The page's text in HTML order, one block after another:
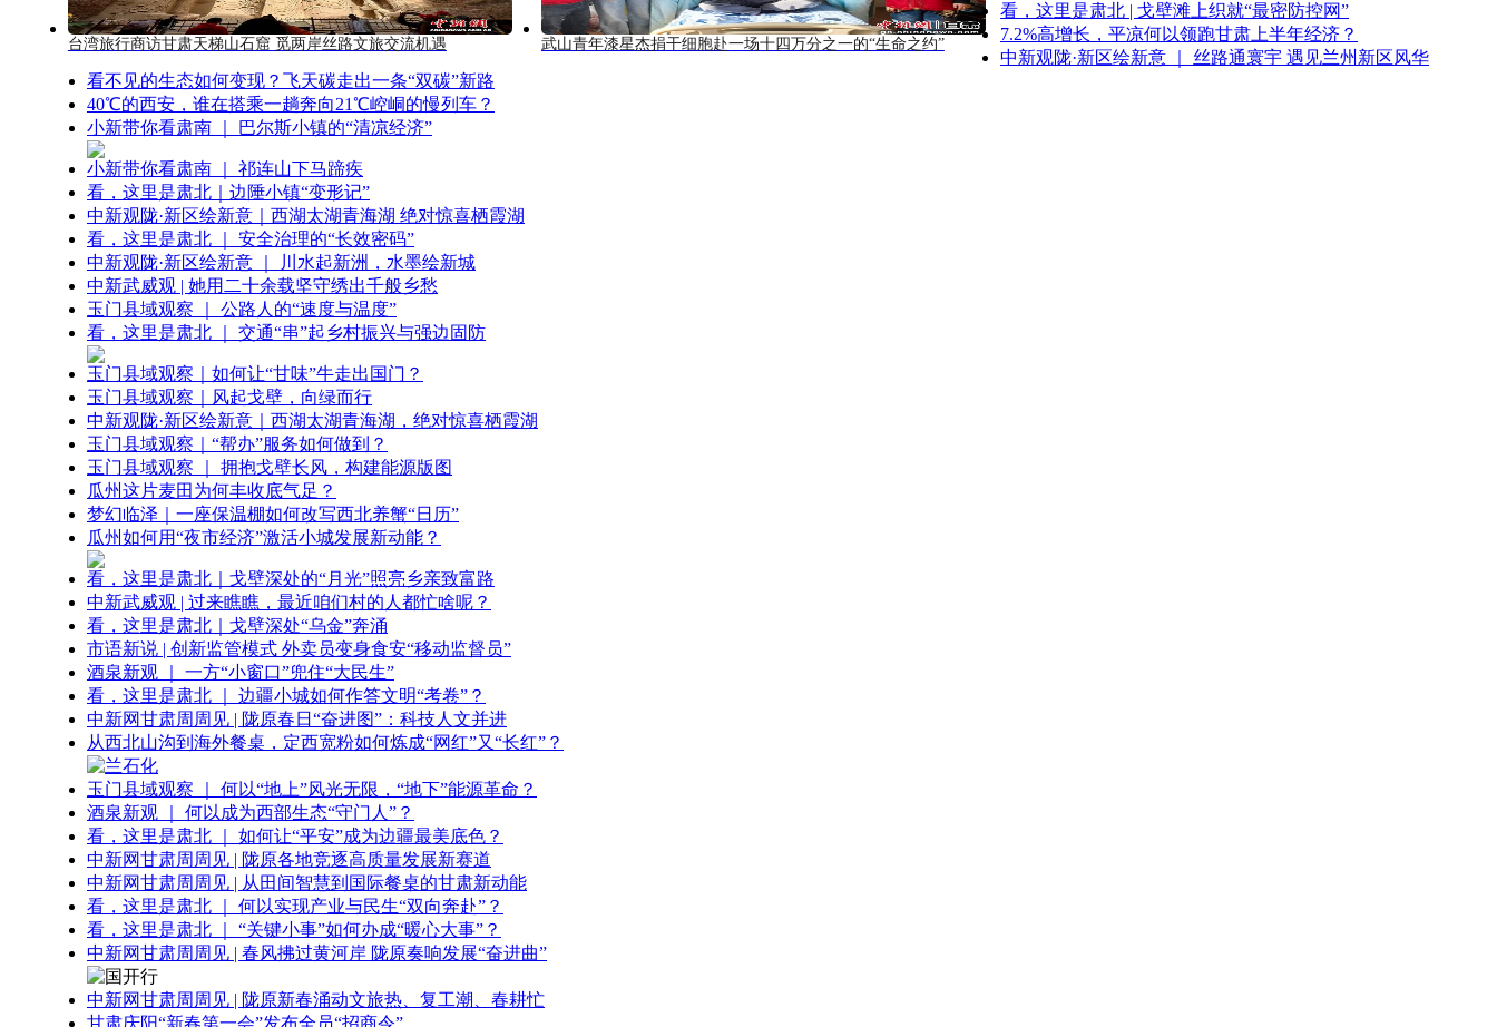
台湾旅行商访甘肃天梯山石窟 觅两岸丝路文旅交流机遇 武山青年漆星杰捐干细胞赴一场十四万分之一的“生命之约”
看，这里是肃北 | 戈壁滩上织就“最密防控网”
7.2%高增长，平凉何以领跑甘肃上半年经济？
中新观陇·新区绘新意 ｜ 丝路通寰宇 遇见兰州新区风华
看不见的生态如何变现？飞天碳走出一条“双碳”新路
40℃的西安，谁在搭乘一趟奔向21℃崆峒的慢列车？
小新带你看肃南 ｜ 巴尔斯小镇的“清凉经济”
小新带你看肃南 ｜ 祁连山下马蹄疾
看，这里是肃北｜边陲小镇“变形记”
中新观陇·新区绘新意｜西湖太湖青海湖 绝对惊喜栖霞湖
看，这里是肃北 ｜ 安全治理的“长效密码”
中新观陇·新区绘新意 ｜ 川水起新洲，水墨绘新城
中新武威观 | 她用二十余载坚守绣出千般乡愁
玉门县域观察 ｜ 公路人的“速度与温度”
看，这里是肃北 ｜ 交通“串”起乡村振兴与强边固防
玉门县域观察｜如何让“甘味”牛走出国门？
玉门县域观察｜风起戈壁，向绿而行
中新观陇·新区绘新意｜西湖太湖青海湖，绝对惊喜栖霞湖
玉门县域观察｜“帮办”服务如何做到？
玉门县域观察 ｜ 拥抱戈壁长风，构建能源版图
瓜州这片麦田为何丰收底气足？
梦幻临泽｜一座保温棚如何改写西北养蟹“日历”
瓜州如何用“夜市经济”激活小城发展新动能？
看，这里是肃北｜戈壁深处的“月光”照亮乡亲致富路
中新武威观 | 过来瞧瞧，最近咱们村的人都忙啥呢？
看，这里是肃北｜戈壁深处“乌金”奔涌
市语新说 | 创新监管模式 外卖员变身食安“移动监督员”
酒泉新观 ｜ 一方“小窗口”兜住“大民生”
看，这里是肃北 ｜ 边疆小城如何作答文明“考卷”？
中新网甘肃周周见 | 陇原春日“奋进图”：科技人文并进
从西北山沟到海外餐桌，定西宽粉如何炼成“网红”又“长红”？
玉门县域观察 ｜ 何以“地上”风光无限，“地下”能源革命？
酒泉新观 ｜ 何以成为西部生态“守门人”？
看，这里是肃北 ｜ 如何让“平安”成为边疆最美底色？
中新网甘肃周周见 | 陇原各地竞逐高质量发展新赛道
中新网甘肃周周见 | 从田间智慧到国际餐桌的甘肃新动能
看，这里是肃北 ｜ 何以实现产业与民生“双向奔赴”？
看，这里是肃北 ｜ “关键小事”如何办成“暖心大事”？
中新网甘肃周周见 | 春风拂过黄河岸 陇原奏响发展“奋进曲”
中新网甘肃周周见 | 陇原新春涌动文旅热、复工潮、春耕忙
甘肃庆阳“新春第一会”发布全员“招商令”